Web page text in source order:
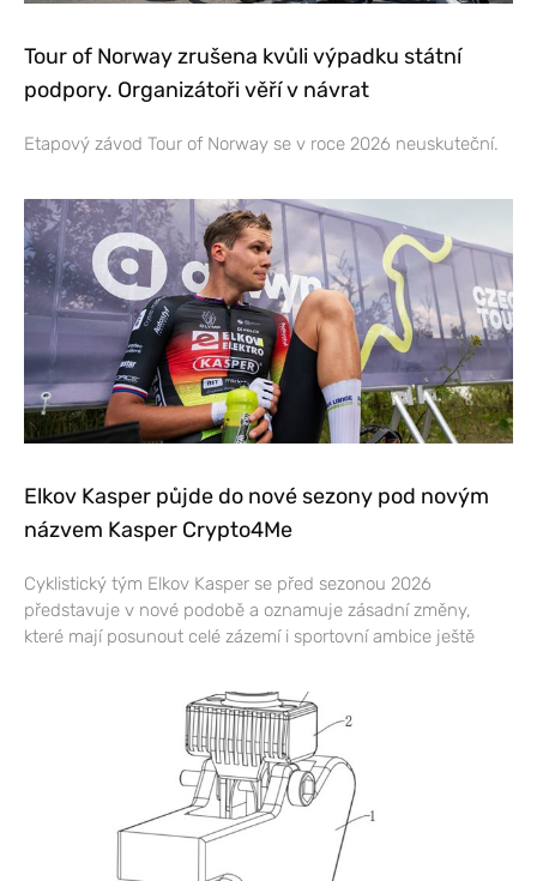
Tour of Norway zrušena kvůli výpadku státní
podpory. Organizátoři věří v návrat
Etapový závod Tour of Norway se v roce 2026 neuskuteční.
Elkov Kasper půjde do nové sezony pod novým
názvem Kasper Crypto4Me
Cyklistický tým Elkov Kasper se před sezonou 2026
představuje v nové podobě a oznamuje zásadní změny,
které mají posunout celé zázemí i sportovní ambice ještě